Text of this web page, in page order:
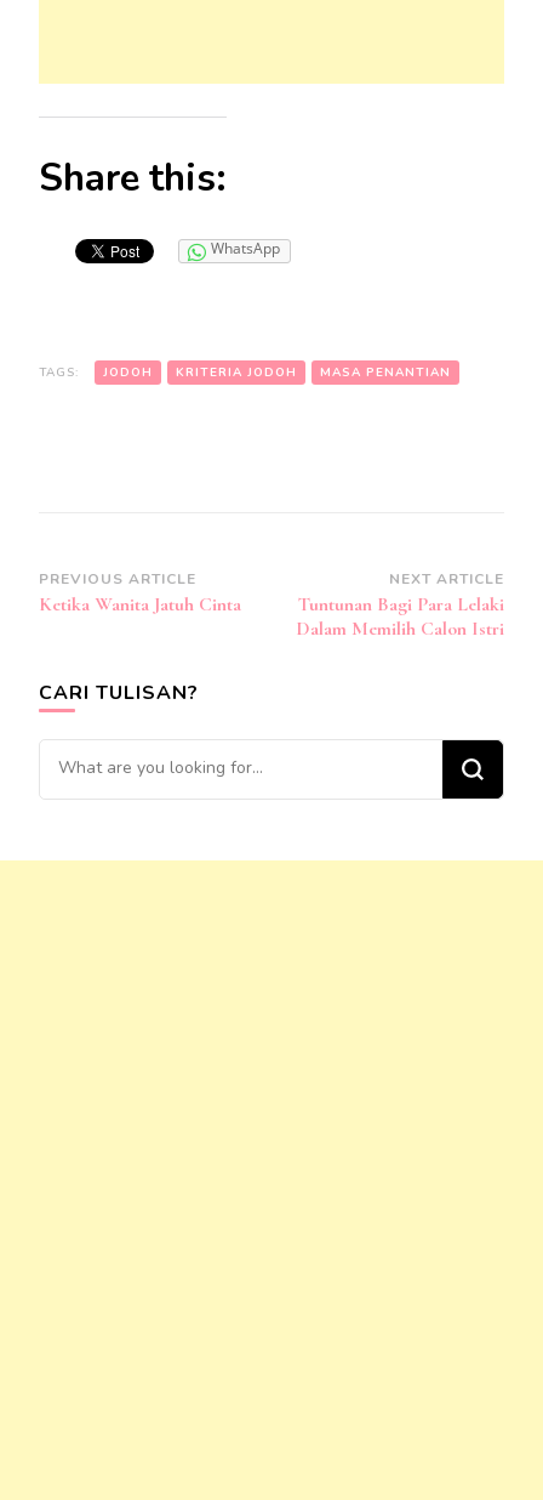
Share this:
WhatsApp
TAGS: JODOH KRITERIA JODOH MASA PENANTIAN
Post
Navigation
PREVIOUS ARTICLE
Ketika Wanita Jatuh Cinta
NEXT ARTICLE
Tuntunan Bagi Para Lelaki
Dalam Memilih Calon Istri
CARI TULISAN?
Looking
for